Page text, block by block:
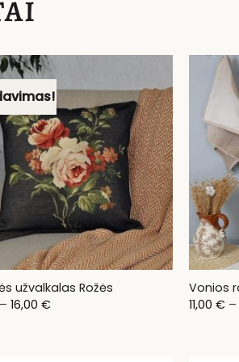
užvalkalas Rožės
– 16,00 €Price
Vonios
11,00 € –